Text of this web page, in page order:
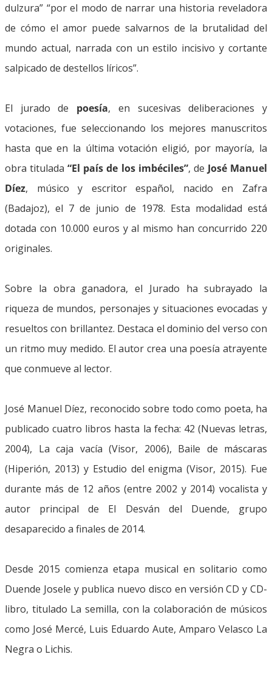
dulzura” “por el modo de narrar una historia reveladora
de cómo el amor puede salvarnos de la brutalidad del
mundo actual, narrada con un estilo incisivo y cortante
salpicado de destellos líricos”.
El jurado de poesía, en sucesivas deliberaciones y
votaciones, fue seleccionando los mejores manuscritos
hasta que en la última votación eligió, por mayoría, la
obra titulada“El país de los imbéciles”, de José Manuel
Díez, músico y escritor español, nacido en Zafra
(Badajoz), el 7 de junio de 1978. Esta modalidad está
dotada con 10.000 euros y al mismo han concurrido 220
originales.
Sobre la obra ganadora, el Jurado ha subrayado la
riqueza de mundos, personajes y situaciones evocadas y
resueltos con brillantez. Destaca el dominio del verso con
un ritmo muy medido. El autor crea una poesía atrayente
que conmueve al lector.
José Manuel Díez, reconocido sobre todo como poeta, ha
publicado cuatro libros hasta la fecha: 42 (Nuevas letras,
2004), La caja vacía (Visor, 2006), Baile de máscaras
(Hiperión, 2013) y Estudio del enigma (Visor, 2015). Fue
durante más de 12 años (entre 2002 y 2014) vocalista y
autor principal de El Desván del Duende, grupo
desaparecido a finales de 2014.
Desde 2015 comienza etapa musical en solitario como
Duende Josele y publica nuevo disco en versión CD y CD-
libro, titulado La semilla, con la colaboración de músicos
como José Mercé, Luis Eduardo Aute, Amparo Velasco La
Negra o Lichis.